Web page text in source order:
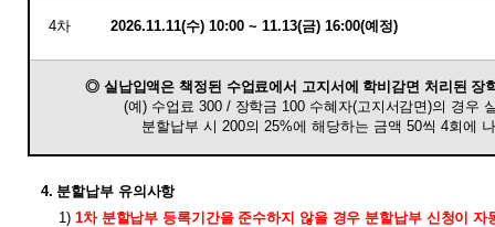
4차 2026.11.11(수)10:00 ~ 11.13(금) 16:00(예정)
◎ 실납입액은 책정된 수업료에서 고지서에 학비감면 처리된 장
(예) 수업료 300 / 장학금 100 수혜자(고지서감면)의 경우
분할납부 시 200의 25%에 해당하는 금액 50씩 4회에
4. 분할납부유의사항
1) 1차 분할납부 등록기간을 준수하지 않을 경우 분할납부 신청이 자